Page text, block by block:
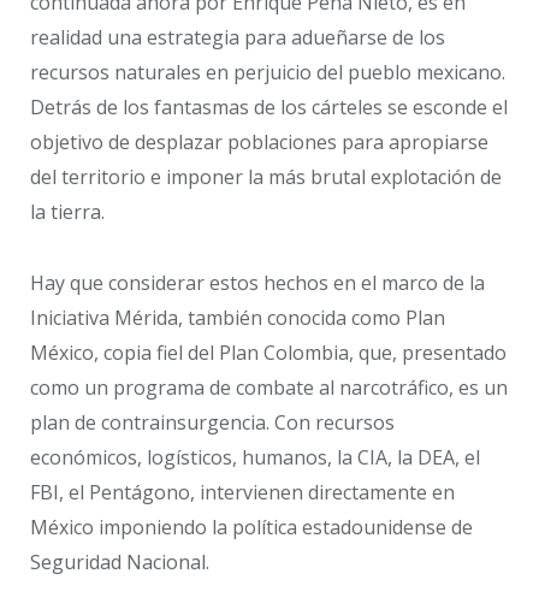
realidad una estrategia para adueñarse de los
recursos naturales en perjuicio del pueblo mexicano.
Detrás de los fantasmas de los cárteles se esconde el
objetivo de desplazar poblaciones para apropiarse
del territorio e imponer la más brutal explotación de
la tierra.
Hay que considerar estos hechos en el marco de la
Iniciativa Mérida, también conocida como Plan
México, copia fiel del Plan Colombia, que, presentado
como un programa de combate al narcotráfico, es un
plan de contrainsurgencia. Con recursos
económicos, logísticos, humanos, la CIA, la DEA, el
FBI, el Pentágono, intervienen directamente en
México imponiendo la política estadounidense de
Seguridad Nacional.